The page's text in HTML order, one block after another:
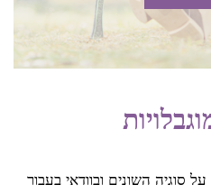
סלולרי, צופר, מראת אמצע
מנגד יש אביזרים לקלנועית
גלגלים רחבים, ארגז מתכת עם
סוגיה השונים ובוודאי בעבור